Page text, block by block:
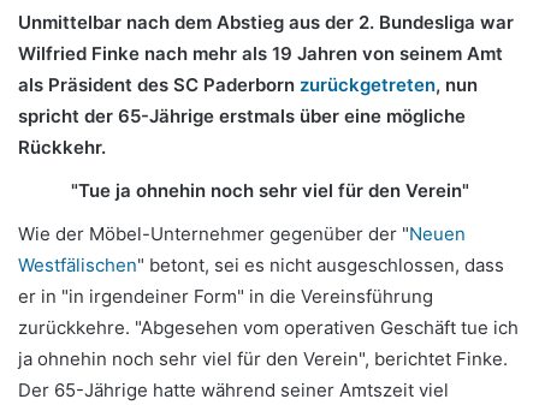
Unmittelbar nach dem Abstieg aus der 2. Bundesliga war
Wilfried Finke nach mehr als 19 Jahren von seinem Amt
als Präsident des SC Paderborn zurückgetreten, nun
spricht der 65-Jährige erstmals über eine mögliche
Rückkehr.
"Tue ja ohnehin noch sehr viel für den Verein"
Wie der Möbel-Unternehmer gegenüber der "Neuen
Westfälischen" betont, sei es nicht ausgeschlossen, dass
er in "in irgendeiner Form" in die Vereinsführung
zurückkehre. "Abgesehen vom operativen Geschäft tue ich
ja ohnehin noch sehr viel für den Verein", berichtet Finke.
Der 65-Jährige hatte während seiner Amtszeit viel